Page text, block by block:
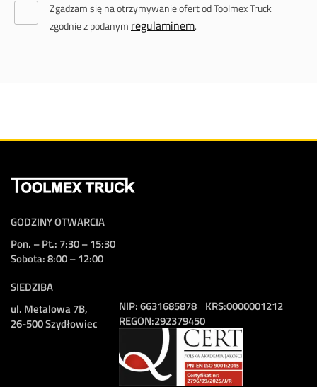
Zgadzam się na otrzymywanie ofert od Toolmex Truck
zgodnie z podanym regulaminem.
GODZINY OTWARCIA
Pon. – Pt.: 7:30 – 15:30
Sobota: 8:00 – 12:00
SIEDZIBA
ul. Metalowa 7B,
26-500 Szydłowiec
NIP:6631685878
REGON:292379450
KRS:0000001212